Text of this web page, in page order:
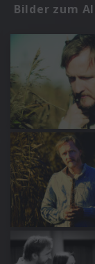
Bilder zum